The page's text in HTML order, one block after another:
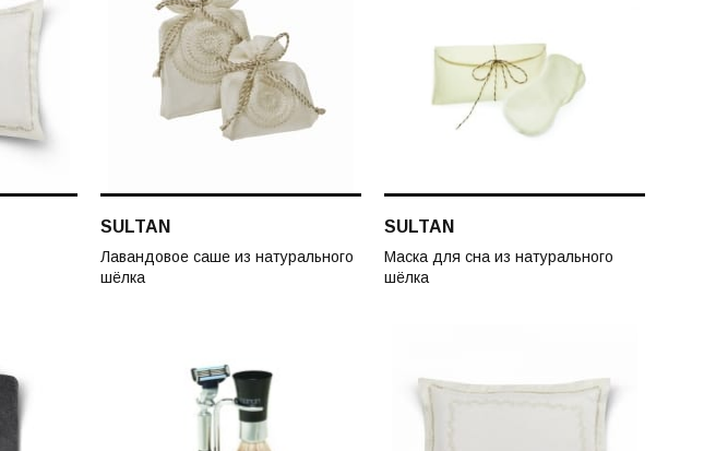
SULTAN
Лавандовое саше из натурального
шёлка
SULTAN
Маска для сна из натурального
шёлка